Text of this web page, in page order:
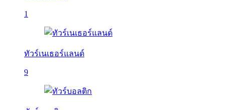
1
ทัวร์เนเธอร์แลนด์
9